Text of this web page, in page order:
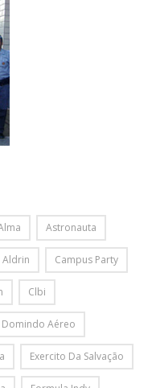
Astronauta
Aldrin Campus Party
Clbi
Domindo Aéreo
Exercito Da Salvação